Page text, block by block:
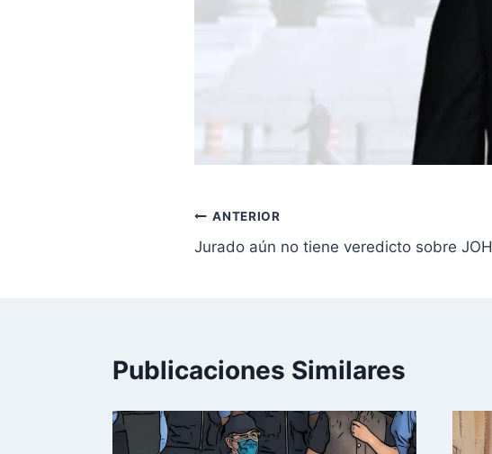
Navegación
de
ANTERIOR
Jurado aún no tiene veredicto sobre JOH
Publicaciones Similares